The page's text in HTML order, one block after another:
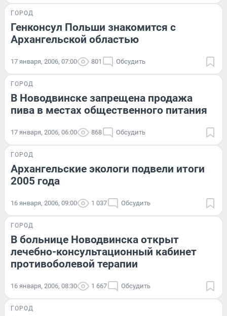
ГОРОД
Генконсул Польши знакомится с
Архангельской областью
17 января, 2006, 07:00 801 Обсудить
ГОРОД
В Новодвинске запрещена продажа
пива в местах общественного питания
17 января, 2006, 06:00 868 Обсудить
ГОРОД
Архангельские экологи подвели итоги
2005 года
16 января, 2006, 09:00 1 037 Обсудить
ГОРОД
В больнице Новодвинска открыт
лечебно-консультационный кабинет
противоболевой терапии
16 января, 2006, 08:30 1 667 Обсудить
ГОРОД